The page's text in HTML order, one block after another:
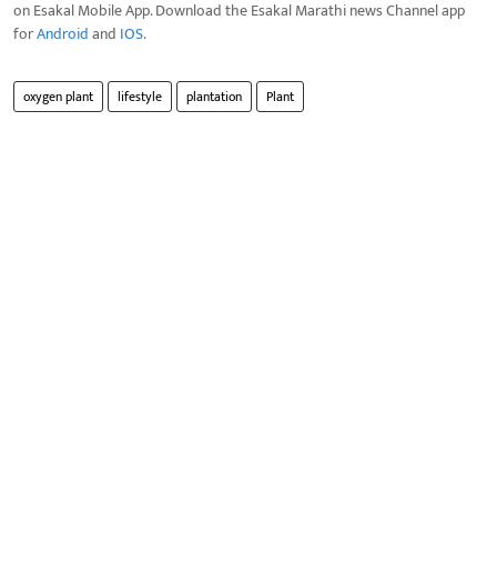
on Esakal Mobile App. Download the Esakal Marathi news Channel app
forAndroidand IOS.
oxygen plant lifestyle plantation Plant